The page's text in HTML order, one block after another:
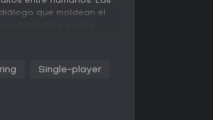
que moldean el
las decisiones: dudar o
Single-player